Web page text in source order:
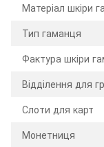
Матеріал шкіри
Тип гаманця
Фактура шкіри
Відділення для
Слоти для карт
Монетниця